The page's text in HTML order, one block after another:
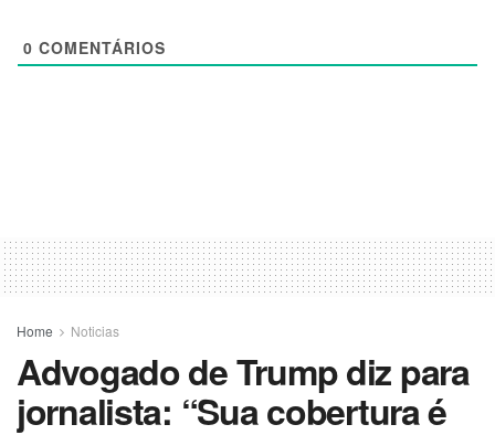
0 COMENTÁRIOS
Home Noticias
Advogado de Trump diz para
jornalista: “Sua cobertura é